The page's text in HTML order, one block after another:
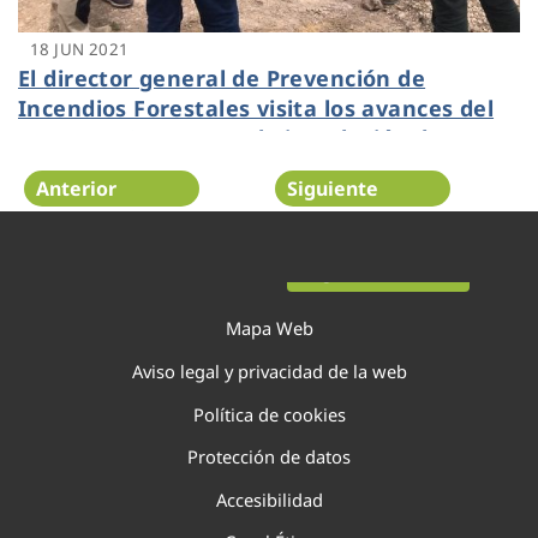
18 JUN 2021
El director general de Prevención de
Incendios Forestales visita los avances del
proyecto GUARDIAN, la instalación de
defensa contra incendios forestales más
grande de Europa
Anterior Siguiente
Mapa Web
Aviso legal y privacidad de la web
Política de cookies
Protección de datos
Accesibilidad